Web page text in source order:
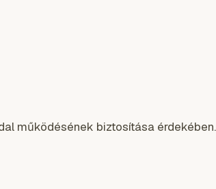
működésének biztosítása